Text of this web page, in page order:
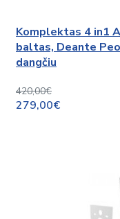
Komplektas 4 in1
baltas, Deante Peonia Rimless klozetas su lėtaegiu
dangčiu
420,00€
279,00€